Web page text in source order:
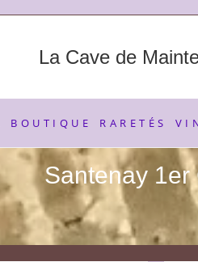
La Cave de
BOUTIQUE RARETÉS
Santenay